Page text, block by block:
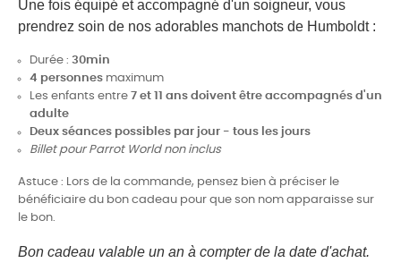
Une fois équipé et accompagné d'un soigneur, vous
prendrez soin de nos adorables manchots de Humboldt :
Durée : 30min
4 personnes maximum
Les enfants entre 7 et 11 ans doivent être accompagnés d'un
adulte
Deux séances possibles par jour - tous les jours
Billet pour Parrot World non inclus
Astuce : Lors de la commande, pensez bien à préciser le
bénéficiaire du bon cadeau pour que son nom apparaisse sur
le bon.
Bon cadeau valable un an à compter de la date d'achat.